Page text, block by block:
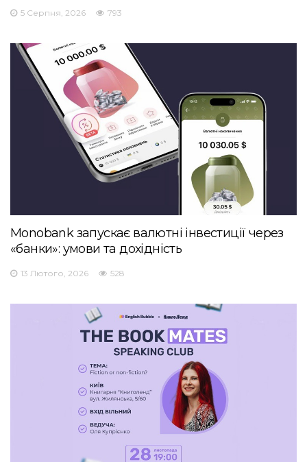
5 Серпня, 2026 793
Monobank запускає валютні інвестиції через
«банки»: умови та дохідність
13 Лютого, 2026 528